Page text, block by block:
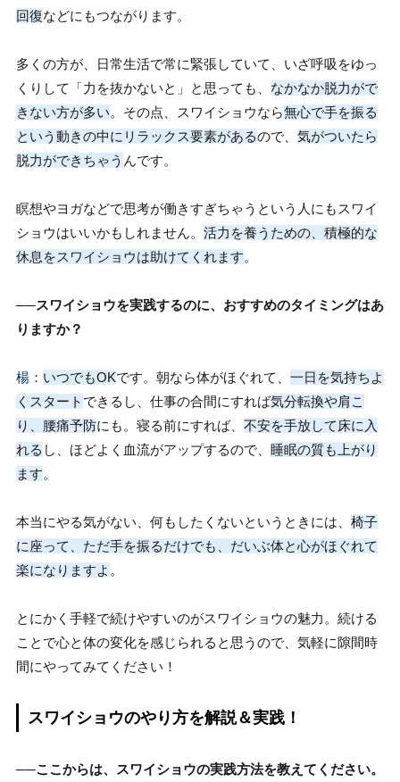
回復などにもつながります。
多くの方が、日常生活で常に緊張していて、いざ呼吸をゆっ
くりして「力を抜かないと」と思っても、 なかなか脱力がで
きない方が多い。その点、スワイショウなら無心で手を振る
という動きの中にリラックス要素があるので、 気がついたら
脱力ができちゃう んです。
瞑想やヨガなどで思考が働きすぎちゃうという人にもスワイ
ショウはいいかもしれません。 活力を養うための、積極的な
休息をスワイショウは助けてくれます。
──スワイショウを実践するのに、おすすめのタイミングはあ
りますか？
楊 ： いつでもOKです。朝なら体がほぐれて、 一日を気持ちよ
くスタート できるし、仕事の合間にすれば気分転換や肩こ
り、腰痛予防にも。寝る前にすれば、 不安を手放して床に入
れる し、ほどよく血流がアップするので、 睡眠の質も上がり
ます。
本当にやる気がない、何もしたくないというときには、 椅子
に座って、ただ手を振るだけでも、だいぶ体と心がほぐれて
楽になりますよ 。
とにかく手軽で続けやすいのがスワイショウの魅力。続ける
ことで心と体の変化を感じられると思うので、気軽に隙間時
間にやってみてください！
スワイショウのやり方を解説＆実践！
──ここからは、スワイショウの実践方法を教えてください。